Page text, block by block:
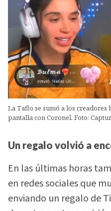
La Taflo se sumó a los
pantalla con Coronel. Foto:
Un regalo volvió a
En las últimas horas
en redes sociales que
enviando un regalo de